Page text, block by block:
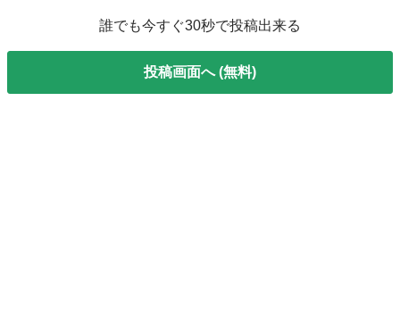
誰でも今すぐ30秒で投稿出来る
投稿画面へ (無料)